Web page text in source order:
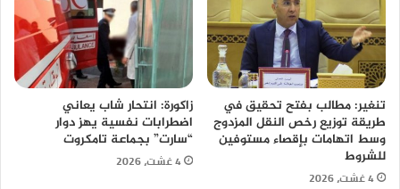
تنغير: مطالب بفتح تحقيق في
طريقة توزيع رخص النقل المزدوج
وسط اتهامات بإقصاء مستوفين
للشروط
4 غشت، 2026
زاكورة: انتحار شاب يعاني
اضطرابات نفسية يهز دوار
“سارت” بجماعة تامكروت
4 غشت، 2026